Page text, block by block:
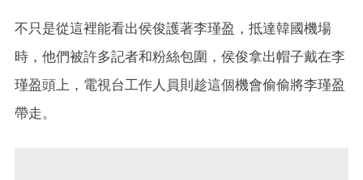
不只是從這裡能看出侯俊護著李瑾盈，抵達韓國機場
時，他們被許多記者和粉絲包圍，侯俊拿出帽子戴在李
瑾盈頭上，電視台工作人員則趁這個機會偷偷將李瑾盈
帶走。